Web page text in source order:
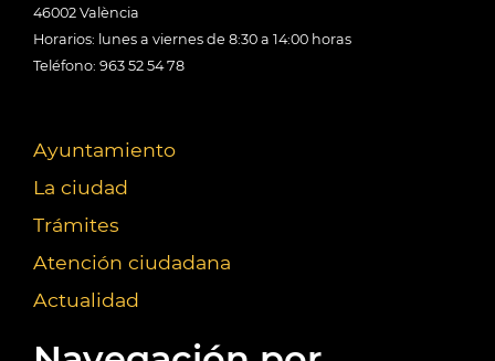
46002 València
Horarios: lunes a viernes de 8:30 a 14:00 horas
Teléfono: 963 52 54 78
Ayuntamiento
La ciudad
Trámites
Atención ciudadana
Actualidad